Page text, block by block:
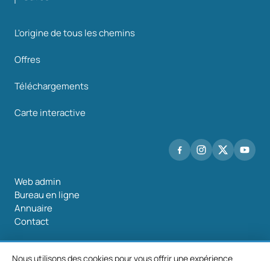
L'origine de tous les chemins
Offres
Téléchargements
Carte interactive
Web admin
Bureau en ligne
Annuaire
Contact
Nous utilisons des cookies pour vous offrir une expérience